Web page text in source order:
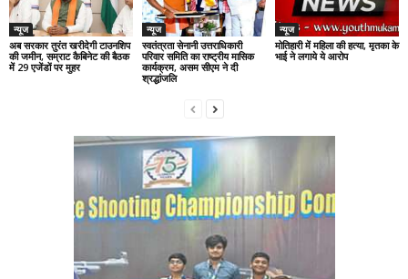
न्यूज
अब सरकार तुरंत खरीदेगी टाउनशिप
की जमीन, सम्राट कैबिनेट की बैठक
में 29 एजेंडों पर मुहर
न्यूज
स्वतंत्रता सेनानी उत्तराधिकारी
परिवार समिति का राष्ट्रीय मासिक
कार्यक्रम, असम सीएम ने दी
श्रद्धांजलि
न्यूज
मोतिहारी में महिला की हत्या, मृतका के
भाई ने लगाये ये आरोप